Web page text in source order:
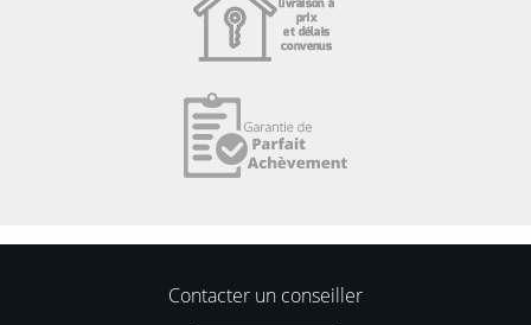
Contacter un conseiller